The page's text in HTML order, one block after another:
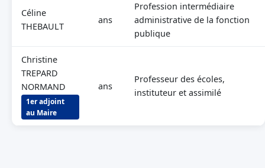
Céline
THEBAULT
ans
Profession intermédiaire
administrative de la fonction
publique
Christine
TREPARD
NORMAND
1er adjoint
au Maire
ans
Professeur des écoles,
instituteur et assimilé